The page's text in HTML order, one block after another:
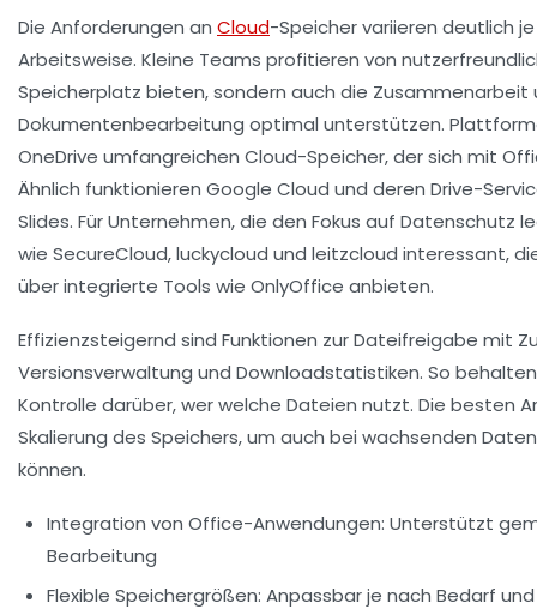
Die Anforderungen an Cloud-Speicher variieren deutlich
Arbeitsweise. Kleine Teams profitieren von
Speicherplatz bieten, sondern auch die
Dokumentenbearbeitung optimal unterstützen.
OneDrive umfangreichen Cloud-Speicher, der sich mit
Ähnlich funktionieren Google Cloud und deren Drive-
Slides. Für Unternehmen, die den Fokus auf Datenschutz
wie SecureCloud,luckycloud und leitzcloud interessant,
über integrierte Tools wie OnlyOffice anbieten.
Effizienzsteigernd sind Funktionen zur Dateifreigabe mit
Versionsverwaltung und Downloadstatistiken. So
Kontrolle darüber, wer welche Dateien nutzt. Die besten
Skalierung des Speichers, um auch bei wachsenden
können.
Integration von Office-Anwendungen: Unterstützt
Bearbeitung
Flexible Speichergrößen: Anpassbar je nach Bedarf